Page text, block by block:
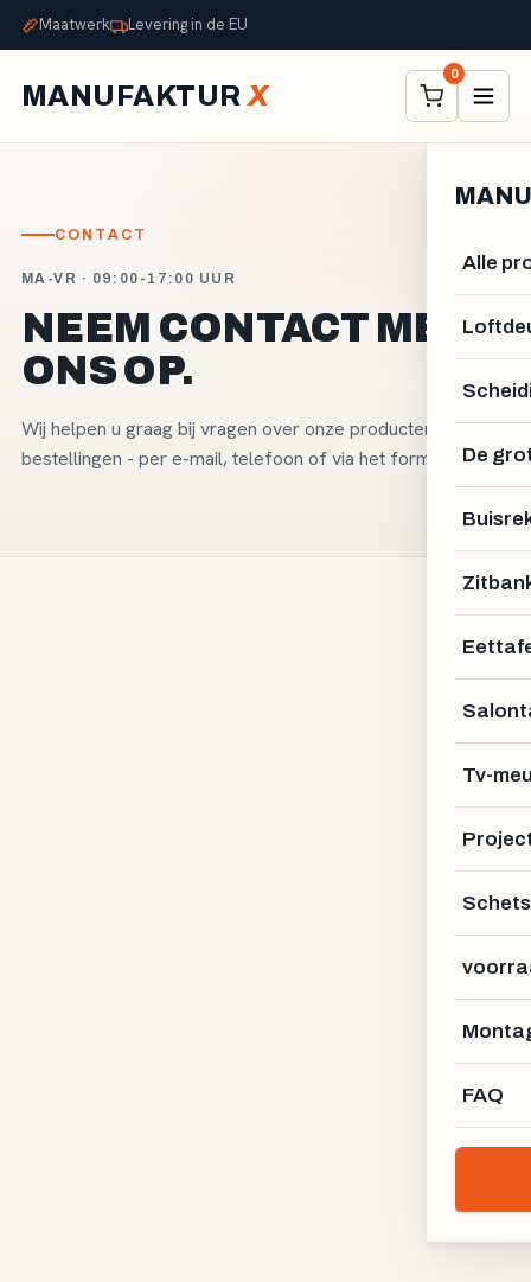
Maatwerk Levering in de EU
MANUFAKTURX
0
Alle
De
Tv-
FAQ
CONTACT
MA-VR · 09:00-17:00 UUR
NEEM CONTACT MET
ONS OP.
Wij helpen u graag bij vragen over onze producten en
bestellingen - per e-mail, telefoon of via het formulier.